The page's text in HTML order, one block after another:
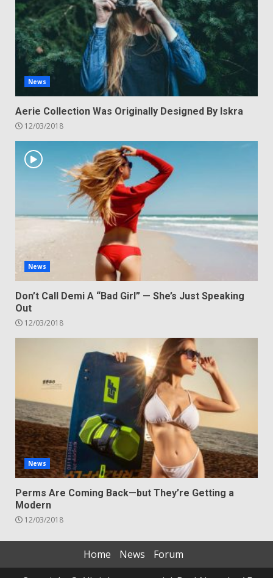
News
Aerie Collection Was Originally Designed By Iskra
12/03/2018
News
Don’t Call Demi A “Bad Girl” — She’s Just Speaking
Out
12/03/2018
News
Perms Are Coming Back—but They’re Getting a
Modern
12/03/2018
Home News
Forum